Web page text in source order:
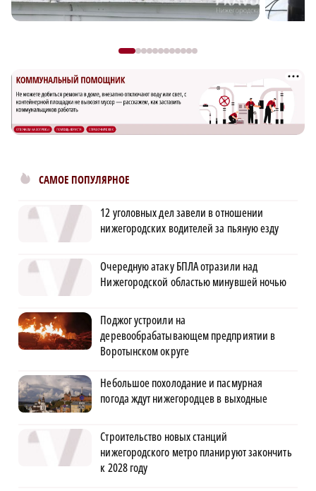
САМОЕ ПОПУЛЯРНОЕ
12 уголовных дел завели в отношении
нижегородских водителей за пьяную езду
Очередную атаку БПЛА отразили над
Нижегородской областью минувшей ночью
Поджог устроили на
деревообрабатывающем предприятии в
Воротынском округе
Небольшое похолодание и пасмурная
погода ждут нижегородцев в выходные
Строительство новых станций
нижегородского метро планируют закончить
к 2028 году